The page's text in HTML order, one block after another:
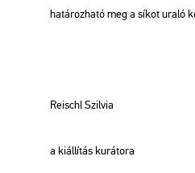
ha­tá­roz­ha­tó meg a síkot uraló
Re­ischl Szil­via
a ki­ál­lí­tás ku­rá­to­ra